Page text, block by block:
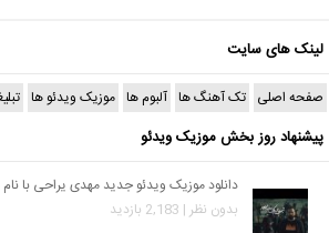
لینک های سایت
صفحه اصلی تک آهنگ ها آلبوم ها موزیک ویدئو ها
پیشنهاد روز بخش موزیک ویدئو
دانلود موزیک ویدئو جدید مهدی یراحی با
بدون نظر | 2,183 بازدید